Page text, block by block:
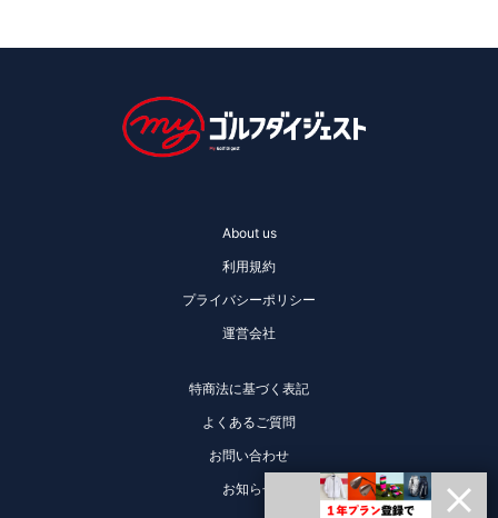
About us
利用規約
プライバシーポリシー
運営会社
特商法に基づく表記
よくあるご質問
お問い合わせ
お知らせ